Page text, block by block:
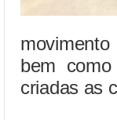
bem
criadas as